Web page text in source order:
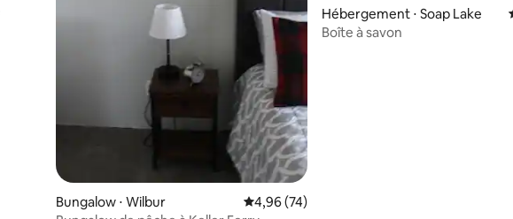
Bungalow ⋅ Wilbur Évaluation moyenne sur la base de 74
4,96 (74)
Hébergement ⋅ Soap Lake
Boîte à savon